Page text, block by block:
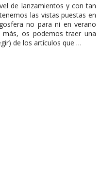
de lanzamientos y con tan
las vistas puestas en
no para ni en verano
os podemos traer una
de los artículos que …